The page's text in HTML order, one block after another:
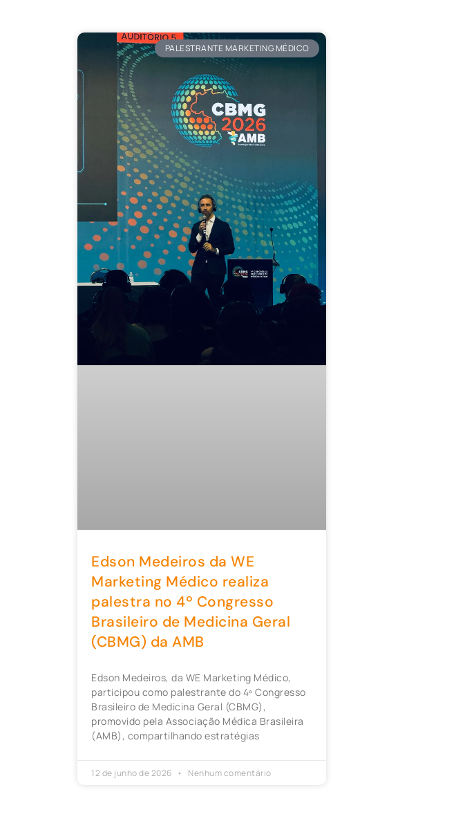
PALESTRANTE MARKETING MÉDICO
Edson Medeiros da WE
Marketing Médico realiza
palestra no 4º Congresso
Brasileiro de Medicina Geral
(CBMG) da AMB
Edson Medeiros, da WE Marketing Médico,
participou como palestrante do 4º Congresso
Brasileiro de Medicina Geral (CBMG),
promovido pela Associação Médica Brasileira
(AMB), compartilhando estratégias
12 de junho de 2026 Nenhum comentário